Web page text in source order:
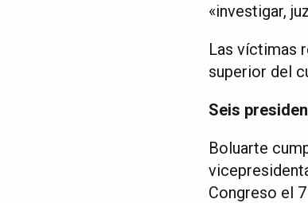
«investigar,
Las víctimas
superior del
Seis
Boluarte
Congreso el